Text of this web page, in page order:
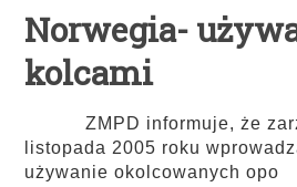
Norwegia-
kolcami
ZMPD informuje, że
listopada 2005 roku
używanie okolcowanych opo